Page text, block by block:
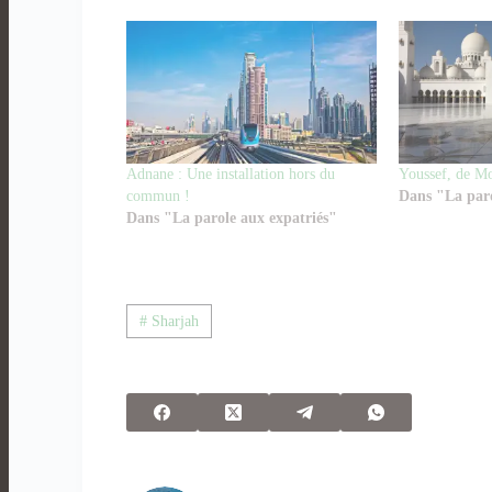
Adnane : Une installation hors du
commun !
Dans "La parole aux expatriés"
Youssef, de
Dans "La
# Sharjah